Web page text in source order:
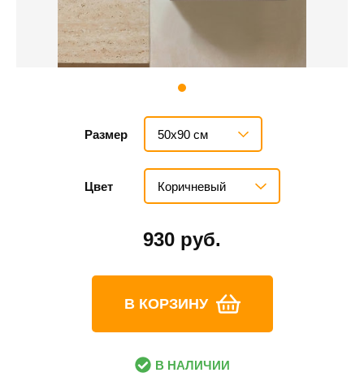
Размер 50х90 см
Цвет Коричневый
930 руб.
В КОРЗИНУ
В НАЛИЧИИ